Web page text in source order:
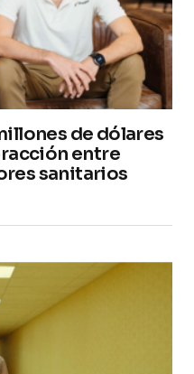
de dólares
entre
sanitarios